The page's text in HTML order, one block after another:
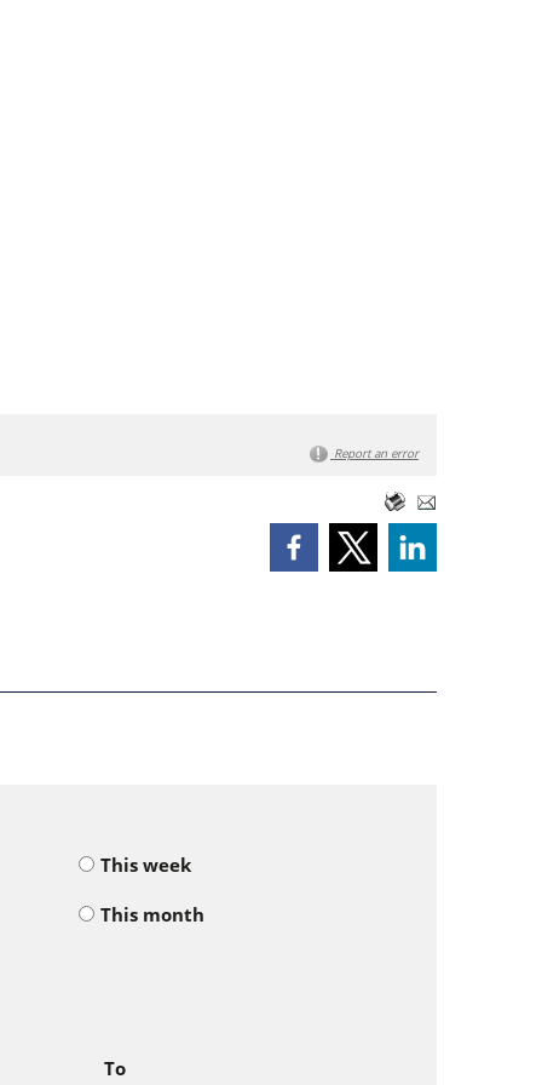
Report an error
This week
This month
To